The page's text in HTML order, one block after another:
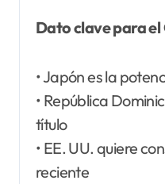
Dato clave para el
• Japón es la
• República
título
• EE. UU. quiere
reciente